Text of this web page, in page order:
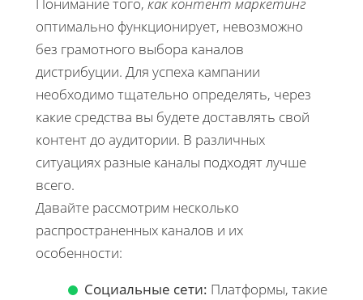
оптимально функционирует, невозможно
без грамотного выбора каналов
дистрибуции. Для успеха кампании
необходимо тщательно определять, через
какие средства вы будете доставлять свой
контент до аудитории. В различных
ситуациях разные каналы подходят лучше
всего.
Давайте рассмотрим несколько
распространенных каналов и их
особенности:
Социальные сети: Платформы, такие